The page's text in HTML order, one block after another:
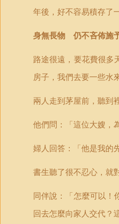
年後，好不容易積存了
身無長物 仍不吝佈施
路途很遠，要花費很多
房子，我們去要一些水
兩人走到茅屋前，聽到
他們問：「這位大嫂，
婦人回答：「他是我的
書生聽了很不忍心，就
同伴說：「怎麼可以！
回去怎麼向家人交代？